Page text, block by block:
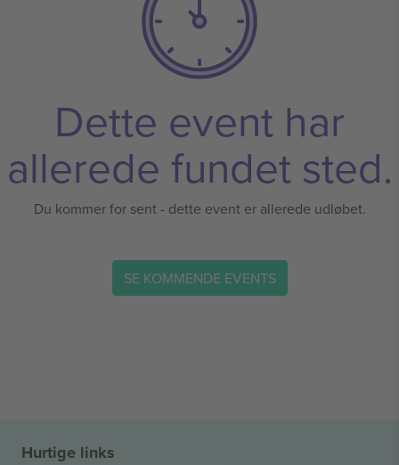
Dette event har
allerede fundet sted.
Du kommer for sent - dette event er allerede udløbet.
SE KOMMENDE EVENTS
Hurtige links